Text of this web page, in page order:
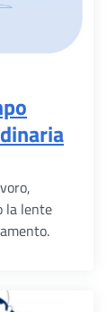
la lente